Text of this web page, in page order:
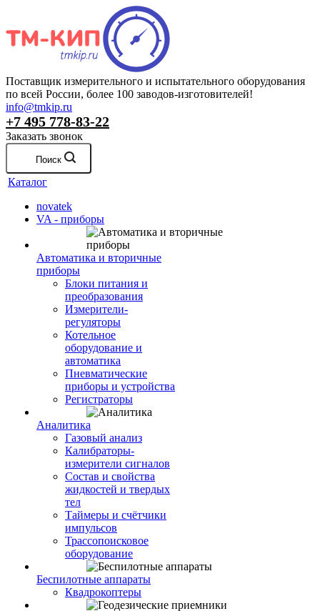
Поставщик измерительного и испытательного оборудования
по всей России, более 100 заводов-изготовителей!
info@tmkip.ru
+7 495 778-83-22
Заказать звонок
Поиск
Каталог
novatek
VA - приборы
Автоматика и вторичные
приборы
Блоки питания и
преобразования
Измерители-
регуляторы
Котельное
оборудование и
автоматика
Пневматические
приборы и устройства
Регистраторы
Аналитика
Газовый анализ
Калибраторы-
измерители сигналов
Состав и свойства
жидкостей и твердых
тел
Таймеры и счётчики
импульсов
Трассопоисковое
оборудование
Беспилотные аппараты
Квадрокоптеры